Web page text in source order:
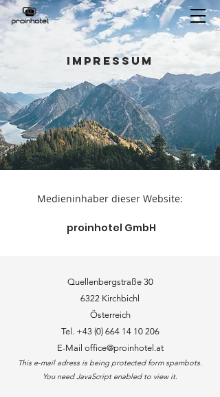
IMPRESSUM
Medieninhaber dieser Website:
proinhotel GmbH
Quellenbergstraße 30
6322 Kirchbichl
Österreich
Tel. +43 (0) 664 14 10 206
E-Mail office@proinhotel.at
This e-mail adress is being protected form spambots.
You need JavaScript enabled to view it.